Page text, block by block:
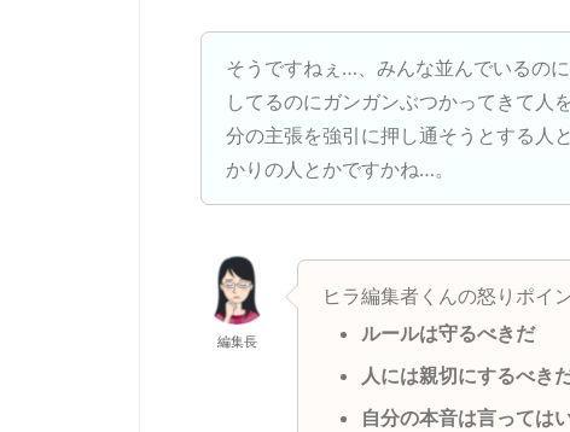
そうですねぇ…、みんな並んでいるの
してるのにガンガンぶつかってきて人
分の主張を強引に押し通そうとする人
かりの人とかですかね…。
編集長
ヒラ編集者くんの怒りポイ
ルールは守るべきだ
人には親切にするべき
自分の本音は言っては